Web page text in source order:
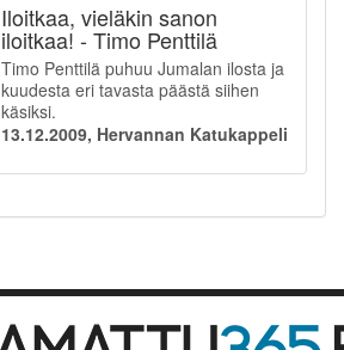
Iloitkaa, vieläkin sanon
iloitkaa! - Timo Penttilä
Timo Penttilä puhuu Jumalan ilosta ja
kuudesta eri tavasta päästä siihen
käsiksi.
13.12.2009, Hervannan Katukappeli